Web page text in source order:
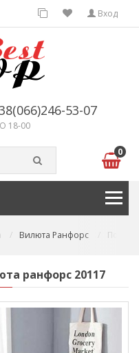
Вход
53-07
18-00
0
Вилюта Ранфорс
ранфорс 20117